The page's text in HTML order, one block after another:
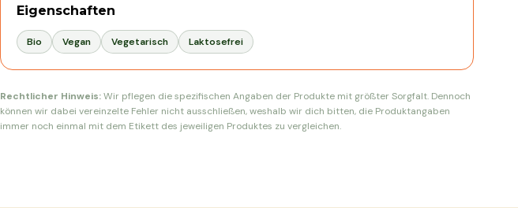
Eigenschaften
Bio Vegan Vegetarisch Laktosefrei
Rechtlicher Hinweis:Wir pflegen die spezifischen Angaben der Produkte mit größter Sorgfalt. Dennoch
können wir dabei vereinzelte Fehler nicht ausschließen, weshalb wir dich bitten, die Produktangaben
immer noch einmal mit dem Etikett des jeweiligen Produktes zu vergleichen.